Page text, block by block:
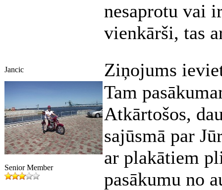
nesaprotu vai
vienkārši, tas
Jancic Ziņojums
Senior Member
Tam
Atkārtošos,
sajūsmā par
ar plakātiem
pasākumu no